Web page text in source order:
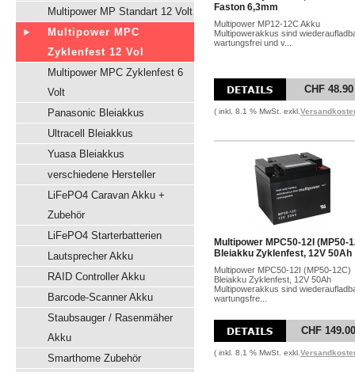
Multipower MP Standart 12 Volt
Multipower MPC
Zyklenfest 12 Vol
Multipower MPC Zyklenfest 6
Volt
Panasonic Bleiakkus
Ultracell Bleiakkus
Yuasa Bleiakkus
verschiedene Hersteller
LiFePO4 Caravan Akku +
Zubehör
LiFePO4 Starterbatterien
Lautsprecher Akku
RAID Controller Akku
Barcode-Scanner Akku
Staubsauger / Rasenmäher
Akku
Smarthome Zubehör
Faston 6,3mm
Multipower MP12-12C Akku
Multipowerakkus sind
wartungsfrei und v...
CHF 48.90
( inkl. 8.1 % MwSt. exkl.
Multipower MPC50-12I (MP50-
Bleiakku Zyklenfest, 12V 50Ah
Multipower MPC50-12I (MP50-12C)
Bleiakku Zyklenfest, 12V 50Ah
Multipowerakkus sind
wartungsfre...
CHF 149.00
( inkl. 8.1 % MwSt. exkl.